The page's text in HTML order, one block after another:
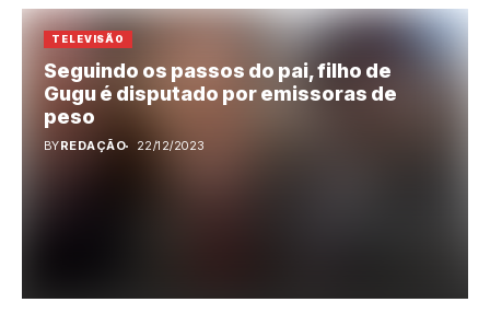
TELEVISÃO
Seguindo os passos do pai, filho de
Gugu é disputado por emissoras de
peso
BYREDAÇÃO 22/12/2023